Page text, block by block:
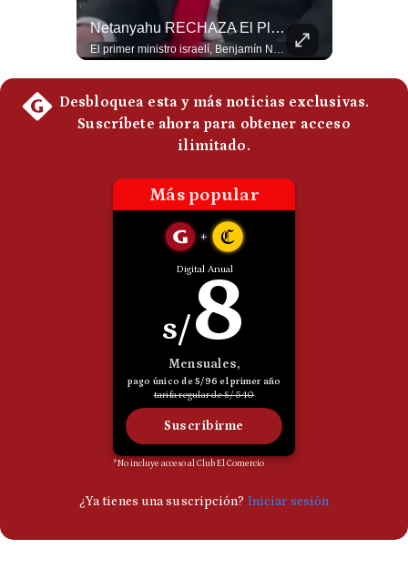
Privacidad
Preguntas
Frecuentes
Netanyahu RECHAZA El Plan De Trump Para Gaza | Gestión Mundo